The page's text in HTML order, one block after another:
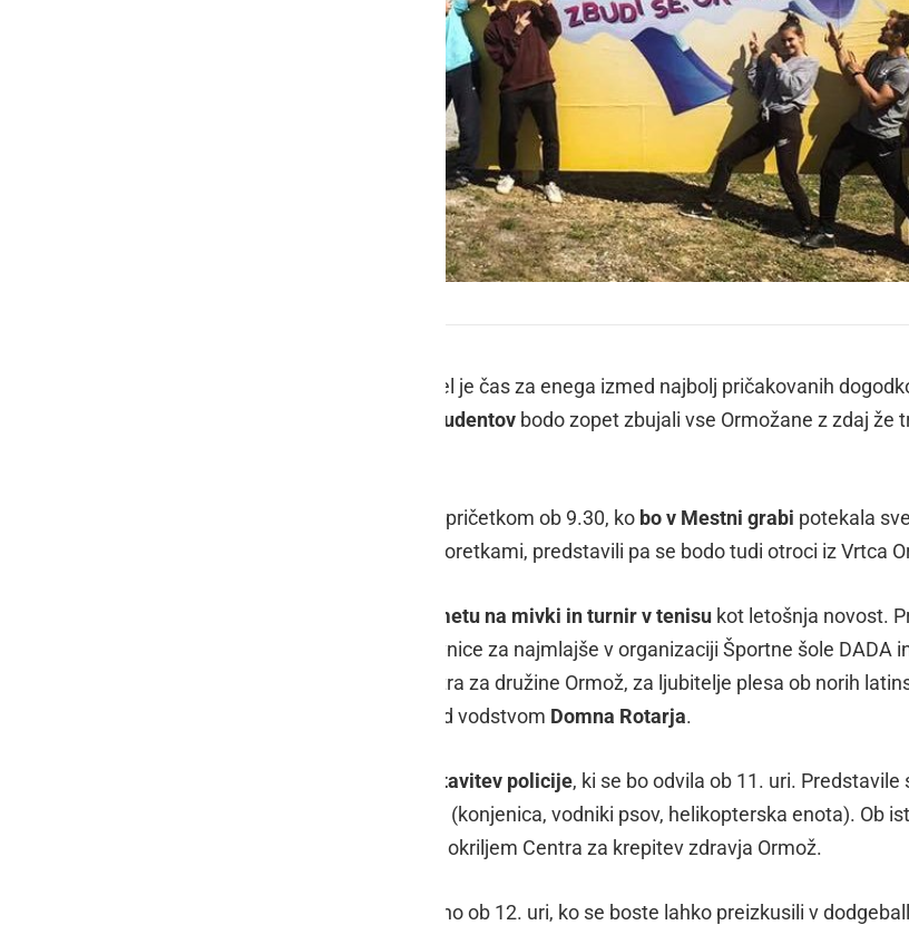
Leto je spet skorajda naokoli in prišel je čas za enega izmed najbolj pričakovanih
Klubu ormoških študentov bodo zopet zbujali vse Ormožane z zdaj že
s pričetkom ob 9.30, ko bo v Mestni grabi potekala
Nastopila bo godba na pihala z mažoretkami, predstavili pa se bodo tudi otroci iz Vrtca
turnir v rokometu na mivki in turnir v tenisu kot letošnja novost.
bodo ob isti uri pričele športne delavnice za najmlajše v organizaciji Športne šole DADA
otroke v organizaciji gRajskega centra za družine Ormož, za ljubitelje plesa ob norih
ritmih pa bo organizirana zumba pod vodstvom Domna Rotarja.
predstavitev policije, ki se bo odvila ob 11. uri. Predstavile
posamezne enote policijske postaje (konjenica, vodniki psov, helikopterska enota). Ob
organizirana tudi nordijska hoja pod okriljem Centra za krepitev zdravja Ormož.
Za še več športanja pa bo poskrbljeno ob 12. uri, ko se boste lahko preizkusili v